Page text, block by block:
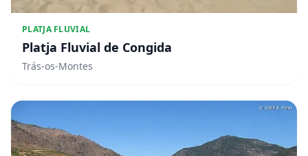
PLATJA FLUVIAL
Platja Fluvial de Congida
Trás-os-Montes